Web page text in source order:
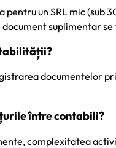
pentru un SRL mic
suplimentar
documentelor
între contabili?
complexitatea